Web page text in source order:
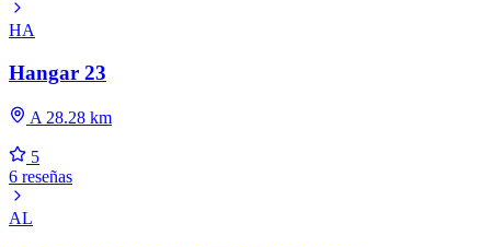
HA
Hangar 23
A 28.28 km
5
6 reseñas
AL